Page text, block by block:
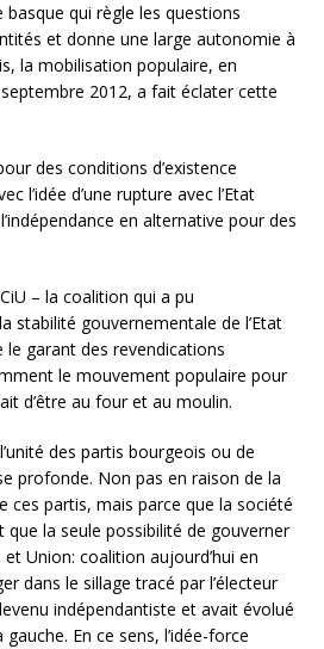
qui règle les questions
et donne une large autonomie à
la mobilisation populaire, en
2012, a fait éclater cette
des conditions d’existence
l’idée d’une rupture avec l’Etat
en alternative pour des
– la coalition qui a pu
stabilité gouvernementale de l’Etat
garant des revendications
le mouvement populaire pour
d’être au four et au moulin.
des partis bourgeois ou de
profonde. Non pas en raison de la
ces partis, mais parce que la société
que la seule possibilité de gouverner
Union: coalition aujourd’hui en
dans le sillage tracé par l’électeur
indépendantiste et avait évolué
En ce sens, l’idée-force